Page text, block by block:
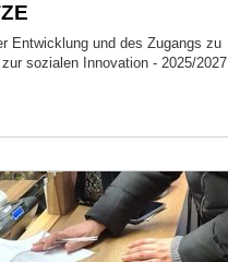
Entwicklung und des Zugangs zu
sozialen Innovation - 2025/2027